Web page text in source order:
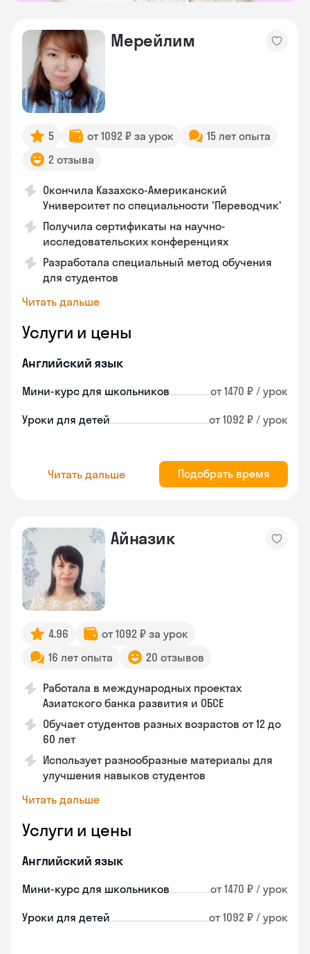
Мерейлим
5 от 1092 ₽ за урок
15 лет опыта
2 отзыва
Окончила Казахско-Американский
Университет по специальности 'Переводчик'
Получила сертификаты на научно-
исследовательских конференциях
Разработала специальный метод обучения
для студентов
Читать дальше
Услуги и цены
Английский язык
Мини-курс для школьников от 1470 ₽ / урок
Уроки для детей от 1092 ₽ / урок
Читать дальше Подобрать время
Айназик
4.96
от 1092 ₽ за урок
16 лет опыта
20 отзывов
Работала в международных проектах
Азиатского банка развития и ОБСЕ
Обучает студентов разных возрастов от 12 до
60 лет
Использует разнообразные материалы для
улучшения навыков студентов
Читать дальше
Услуги и цены
Английский язык
Мини-курс для школьников от 1470 ₽ / урок
Уроки для детей от 1092 ₽ / урок